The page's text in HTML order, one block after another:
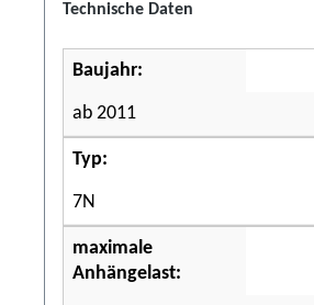
Technische Daten
Baujahr:
ab 2011
Typ:
7N
maximale
Anhängelast: